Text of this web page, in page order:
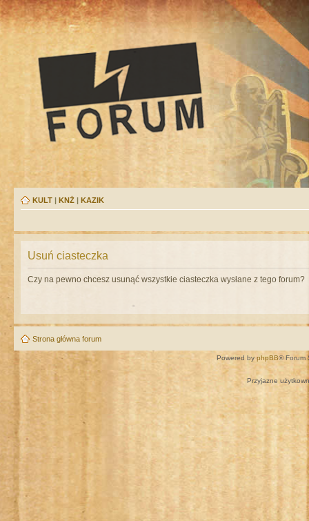
KULT | KNŻ | KAZIK
Usuń ciasteczka
Czy na pewno chcesz usunąć wszystkie ciasteczka wysłane z tego forum?
Strona główna forum
Powered by phpBB® Forum
Przyjazne